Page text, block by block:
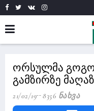
ორსულმა
გამზირზე
21/02/19 8356 Ნახვა